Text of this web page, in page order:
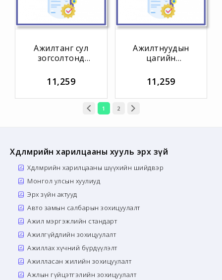
Ажилтанг сул
зогсолтонд
11,259
Ажилтнуудын
цагийн
загвар
11,259
1 2
Хөдөлмөрийн харилцааны хууль эрх зүй
Хөдөлмөрийн харилцааны шүүхийн шийдвэр
Монгол улсын хуулиуд
Эрх зүйн актууд
Авто замын салбарын зохицуулалт
Ажил мэргэжлийн стандарт
Ажилгүйдлийн зохицуулалт
Ажиллах хүчний бүрдүүлэлт
Ажилласан жилийн зохицуулалт
Ажлын гүйцэтгэлийн зохицуулалт